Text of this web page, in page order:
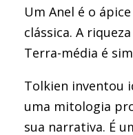
Um Anel é o
clássica. A
Terra-média é
Tolkien inventou
uma mitologia
sua narrativa. É